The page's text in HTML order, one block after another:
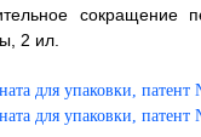
2 ил.